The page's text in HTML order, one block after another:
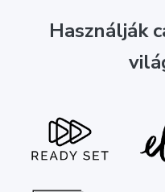
Használják